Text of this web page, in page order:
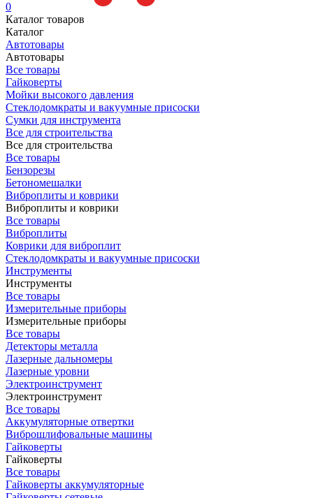
0
Каталог товаров
Каталог
Автотовары
Автотовары
Все товары
Гайковерты
Мойки высокого давления
Стеклодомкраты и вакуумные присоски
Сумки для инструмента
Все для строительства
Все для строительства
Все товары
Бензорезы
Бетономешалки
Виброплиты и коврики
Виброплиты и коврики
Все товары
Виброплиты
Коврики для виброплит
Стеклодомкраты и вакуумные присоски
Инструменты
Инструменты
Все товары
Измерительные приборы
Измерительные приборы
Все товары
Детекторы металла
Лазерные дальномеры
Лазерные уровни
Электроинструмент
Электроинструмент
Все товары
Аккумуляторные отвертки
Виброшлифовальные машины
Гайковерты
Гайковерты
Все товары
Гайковерты аккумуляторные